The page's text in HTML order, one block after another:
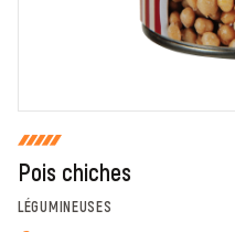
Fermer
Pois chiches
LÉGUMINEUSES